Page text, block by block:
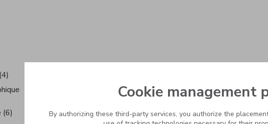
(6)
Cookie management
By authorizing these third-party services, you authorize the